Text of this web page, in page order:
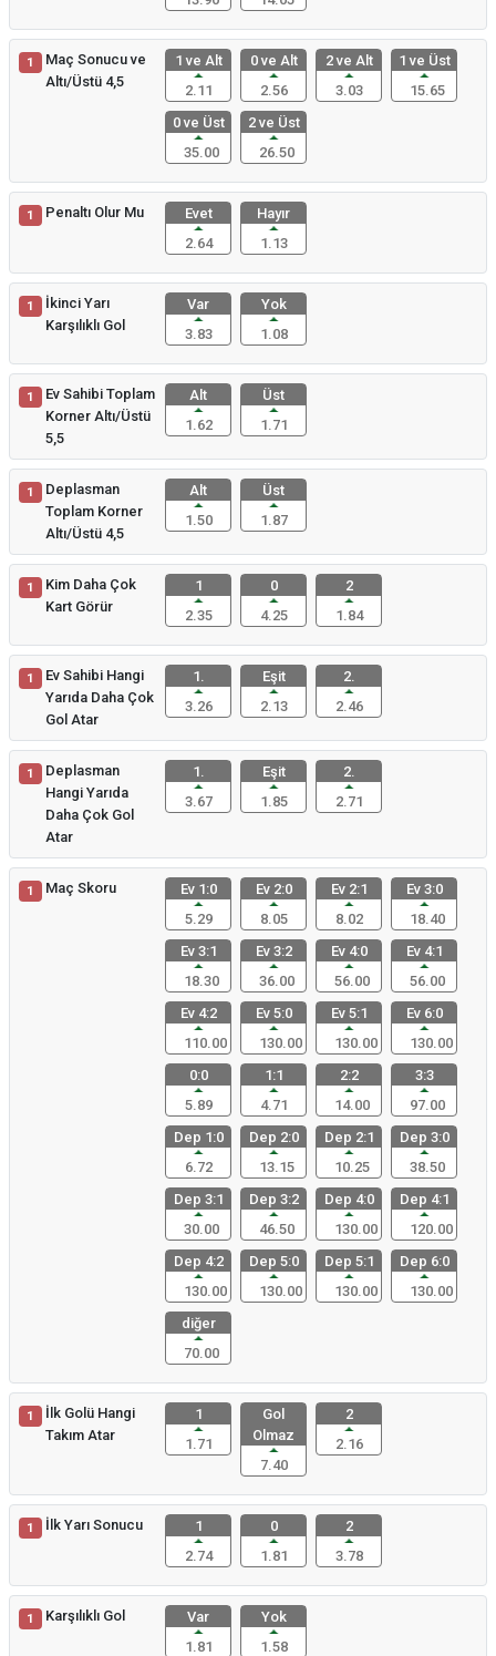
1
Maç Sonucu ve
Altı/Üstü 4,5
1 ve Alt
2.11
0 ve Alt
2.56
2 ve Alt
3.03
1 ve Üst
15.65
0 ve Üst
35.00
2 ve Üst
26.50
1 Penaltı Olur Mu
Evet
2.64
Hayır
1.13
1
İkinci Yarı
Karşılıklı Gol
Var
3.83
Yok
1.08
1
Ev Sahibi Toplam
Korner Altı/Üstü
5,5
Alt
1.62
Üst
1.71
1
Deplasman
Toplam Korner
Altı/Üstü 4,5
Alt
1.50
Üst
1.87
1
Kim Daha Çok
Kart Görür
1
2.35
0
4.25
2
1.84
1
Ev Sahibi Hangi
Yarıda Daha Çok
Gol Atar
1.
3.26
Eşit
2.13
2.
2.46
1
Deplasman
Hangi Yarıda
Daha Çok Gol
Atar
1.
3.67
Eşit
1.85
2.
2.71
1 Maç Skoru
Ev 1:0
5.29
Ev 2:0
8.05
Ev 2:1
8.02
Ev 3:0
18.40
Ev 3:1
18.30
Ev 3:2
36.00
Ev 4:0
56.00
Ev 4:1
56.00
Ev 4:2
110.00
Ev 5:0
130.00
Ev 5:1
130.00
Ev 6:0
130.00
0:0
5.89
1:1
4.71
2:2
14.00
3:3
97.00
Dep 1:0
6.72
Dep 2:0
13.15
Dep 2:1
10.25
Dep 3:0
38.50
Dep 3:1
30.00
Dep 3:2
46.50
Dep 4:0
130.00
Dep 4:1
120.00
Dep 4:2
130.00
Dep 5:0
130.00
Dep 5:1
130.00
Dep 6:0
130.00
diğer
70.00
1
İlk Golü Hangi
Takım Atar
1
1.71
Gol
Olmaz
7.40
2
2.16
1 İlk Yarı Sonucu
1
2.74
0
1.81
2
3.78
1 Karşılıklı Gol
Var
1.81
Yok
1.58